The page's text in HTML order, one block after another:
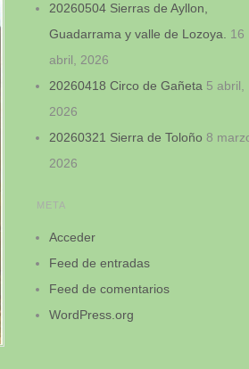
20260504 Sierras de Ayllon,
Guadarrama y valle de Lozoya.
16
abril, 2026
20260418 Circo de Gañeta 5 abril,
2026
20260321 Sierra de Toloño 8
2026
META
Acceder
Feed de entradas
Feed de comentarios
WordPress.org